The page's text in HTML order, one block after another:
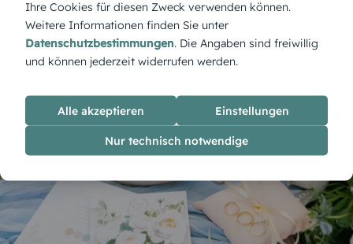
Sie es doch gleich mal aus – es ist denkbar einfach.
Viel Freude beim Gestalten Ihrer Danksagungen
zur Hochzeit und melden Sie sich gerne bei uns,
Ihre Cookies für diesen Zweck verwenden können.
Weitere Informationen finden Sie unter
Datenschutzbestimmungen. Die Angaben sind freiwillig
und können jederzeit widerrufen werden.
Alle akzeptieren Einstellungen
Nur technisch notwendige